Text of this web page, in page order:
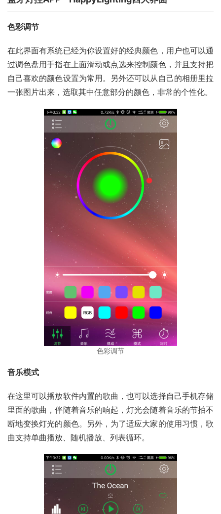
色彩调节
在此界面有系统已经为你设置好的经典颜色，用户也可以通
过调色盘用手指在上面滑动或点选来控制颜色，并且支持把
自己喜欢的颜色设置为常用。另外还可以从自己的相册里拉
一张图片出来，选取其中任意部分的颜色，非常的个性化。
色彩调节
音乐模式
在这里可以播放软件内置的歌曲，也可以选择自己手机存储
里面的歌曲，伴随着音乐的响起，灯光会随着音乐的节拍不
断地变换灯光的颜色。另外，为了适应大家的使用习惯，歌
曲支持单曲播放、随机播放、列表循环。